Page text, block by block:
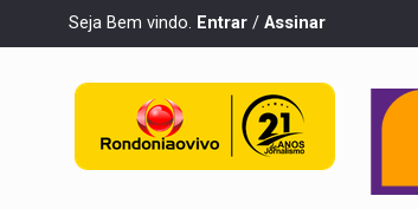
Seja Bem vindo. Entrar / Assinar